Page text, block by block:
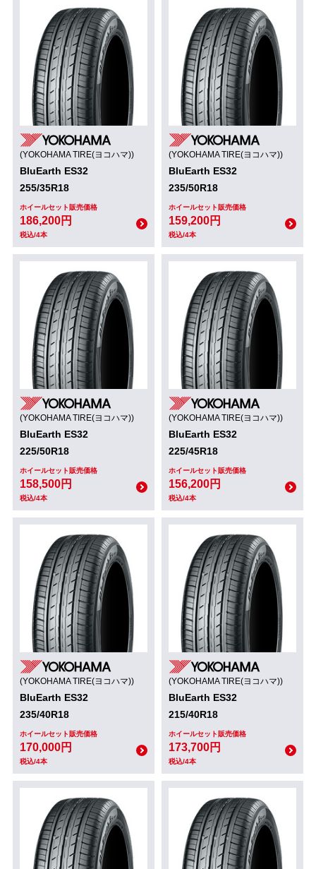
(YOKOHAMA TIRE(ヨコハマ))
BluEarth ES32
255/35R18
ホイールセット販売価格
186,200円
税込/4本
(YOKOHAMA TIRE(ヨコハマ))
BluEarth ES32
235/50R18
ホイールセット販売価格
159,200円
税込/4本
(YOKOHAMA TIRE(ヨコハマ))
BluEarth ES32
225/50R18
ホイールセット販売価格
158,500円
税込/4本
(YOKOHAMA TIRE(ヨコハマ))
BluEarth ES32
225/45R18
ホイールセット販売価格
156,200円
税込/4本
(YOKOHAMA TIRE(ヨコハマ))
BluEarth ES32
235/40R18
ホイールセット販売価格
170,000円
税込/4本
(YOKOHAMA TIRE(ヨコハマ))
BluEarth ES32
215/40R18
ホイールセット販売価格
173,700円
税込/4本